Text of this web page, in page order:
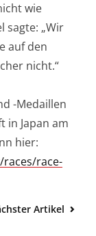
wie
sagte: „Wir
auf den
nicht.“
-Medaillen
in Japan am
hier:
race-
Artikel